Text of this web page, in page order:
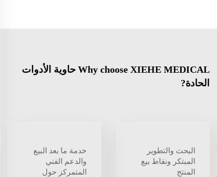
Why choose XIEHE MEDICAL حاوية الأدوات
الحادة?
البحث والتطوير
المبتكر ونقاط بيع
المنتج
خدمة ما بعد البيع
والدعم الفني
المتمركز حول